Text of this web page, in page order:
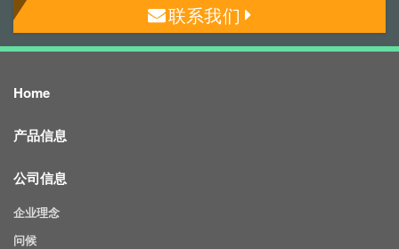
联系我们
Home
产品信息
公司信息
企业理念
问候